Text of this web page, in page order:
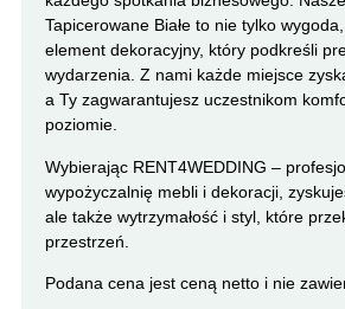
Tapicerowane Białe to nie tylko
element dekoracyjny, który podkreśli
wydarzenia. Z nami każde miejsce
a Ty zagwarantujesz uczestnikom
poziomie.
Wybierając RENT4WEDDING –
wypożyczalnię mebli i dekoracji,
ale także wytrzymałość i styl, które
przestrzeń.
Podana cena jest ceną netto i nie